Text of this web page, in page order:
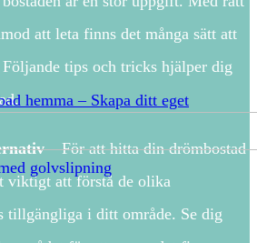
hemma – Skapa ditt eget
att leta finns det många sätt att
tips och tricks hjälper dig
– För att hitta din drömbostad
viktigt att förstå de olika
tillgängliga i ditt område. Se dig